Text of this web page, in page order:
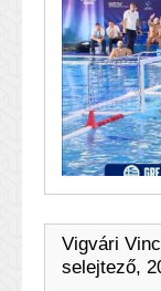
Vigvári
selejtező,